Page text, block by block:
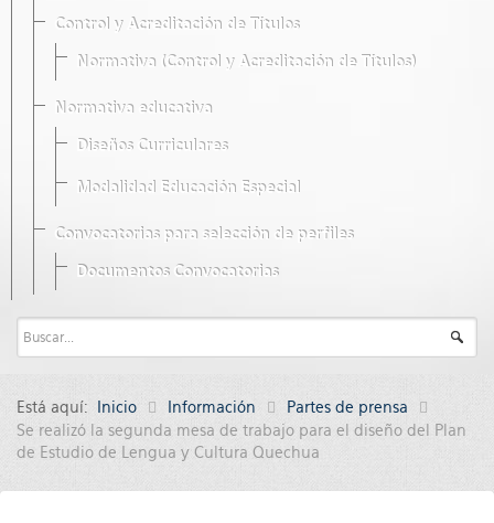
Control y Acreditación de Títulos
Normativa (Control y Acreditación de Títulos)
Normativa educativa
Diseños Curriculares
Modalidad Educación Especial
Convocatorias para selección de perfiles
Documentos Convocatorias
Está aquí: Inicio Información
Partes de prensa
Se realizó la segunda mesa de trabajo para el diseño del Plan
de Estudio de Lengua y Cultura Quechua